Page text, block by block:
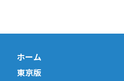
ホーム
東京版